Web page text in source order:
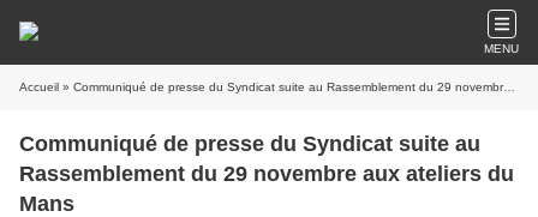
MENU
Accueil » Communiqué de presse du Syndicat suite au Rassemblement du 29 novembre aux ateliers du Mans
Communiqué de presse du Syndicat suite au
Rassemblement du 29 novembre aux ateliers du
Mans